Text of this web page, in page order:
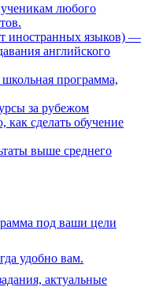
любого
иностранных языков) —
английского
программа,
за рубежом
сделать обучение
выше среднего
под ваши цели
удобно вам.
актуальные